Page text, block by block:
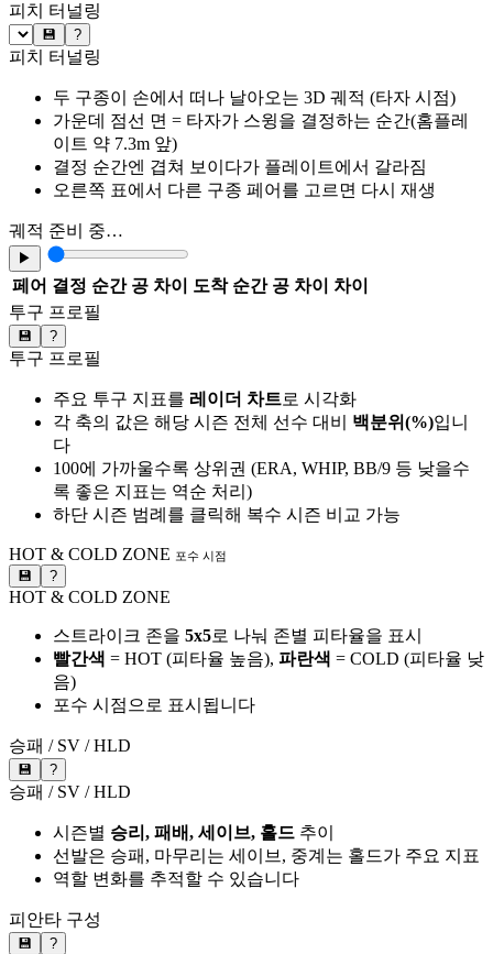
피치 터널링
💾 ?
피치 터널링
두 구종이 손에서 떠나 날아오는 3D 궤적 (타자 시점)
가운데 점선 면 = 타자가 스윙을 결정하는 순간(홈플레
이트 약 7.3m 앞)
결정 순간엔 겹쳐 보이다가 플레이트에서 갈라짐
오른쪽 표에서 다른 구종 페어를 고르면 다시 재생
궤적 준비 중…
▶
페어 결정 순간 공 차이 도착 순간 공 차이
차이
투구 프로필
💾 ?
투구 프로필
주요 투구 지표를 레이더 차트로 시각화
각 축의 값은 해당 시즌 전체 선수 대비 백분위(%)입니
다
100에 가까울수록 상위권 (ERA, WHIP, BB/9 등 낮을수
록 좋은 지표는 역순 처리)
하단 시즌 범례를 클릭해 복수 시즌 비교 가능
HOT & COLD ZONE 포수 시점
💾 ?
HOT & COLD ZONE
스트라이크 존을 5x5로 나눠 존별 피타율을 표시
빨간색 = HOT (피타율 높음), 파란색 = COLD (피타율 낮
음)
포수 시점으로 표시됩니다
승패 / SV / HLD
💾 ?
승패 / SV / HLD
시즌별 승리, 패배, 세이브, 홀드 추이
선발은 승패, 마무리는 세이브, 중계는 홀드가 주요 지표
역할 변화를 추적할 수 있습니다
피안타 구성
💾 ?